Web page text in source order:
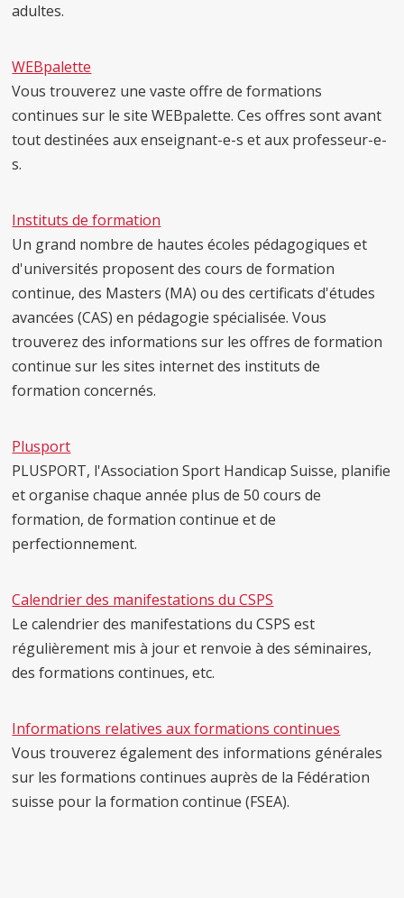
adultes.
WEBpalette
Vous trouverez une vaste offre de formations
continues sur le site WEBpalette. Ces offres sont avant
tout destinées aux enseignant-e-s et aux professeur-e-
s.
Instituts de formation
Un grand nombre de hautes écoles pédagogiques et
d'universités proposent des cours de formation
continue, des Masters (MA) ou des certificats d'études
avancées (CAS) en pédagogie spécialisée. Vous
trouverez des informations sur les offres de formation
continue sur les sites internet des instituts de
formation concernés.
Plusport
PLUSPORT, l'Association Sport Handicap Suisse, planifie
et organise chaque année plus de 50 cours de
formation, de formation continue et de
perfectionnement.
Calendrier des manifestations du CSPS
Le calendrier des manifestations du CSPS est
régulièrement mis à jour et renvoie à des séminaires,
des formations continues, etc.
Informations relatives aux formations continues
Vous trouverez également des informations générales
sur les formations continues auprès de la Fédération
suisse pour la formation continue (FSEA).